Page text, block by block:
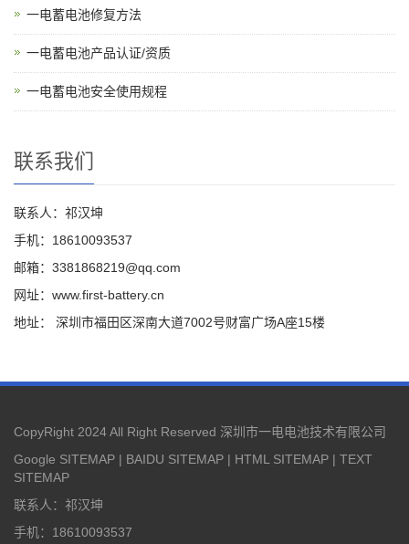
一电蓄电池修复方法
一电蓄电池产品认证/资质
一电蓄电池安全使用规程
联系我们
联系人：祁汉坤
手机：18610093537
邮箱：3381868219@qq.com
网址：www.first-battery.cn
地址： 深圳市福田区深南大道7002号财富广场A座15楼
CopyRight 2024 All Right Reserved 深圳市一电电池技术有限公司
Google SITEMAP | BAIDU SITEMAP | HTML SITEMAP | TEXT
SITEMAP
联系人：祁汉坤
手机：18610093537